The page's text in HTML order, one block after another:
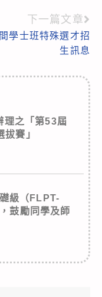
下一篇文章
學士班特殊選才招
生訊息
理之「第53屆
賽」
級（FLPT-
鼓勵同學及師